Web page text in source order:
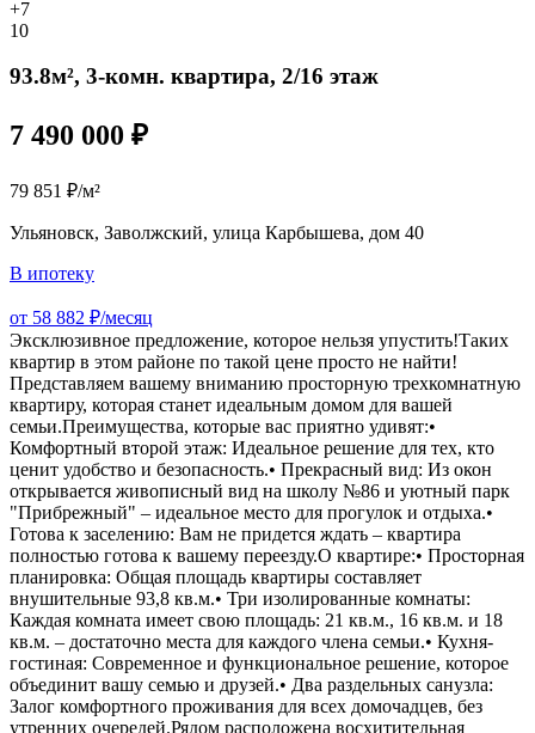
+7
10
93.8м², 3-комн. квартира, 2/16 этаж
7 490 000 ₽
79 851 ₽/м²
Ульяновск, Заволжский, улица Карбышева, дом 40
В ипотеку
от 58 882 ₽/месяц
Эксклюзивное предложение, которое нельзя упустить!Таких
квартир в этом районе по такой цене просто не найти!
Представляем вашему вниманию просторную трехкомнатную
квартиру, которая станет идеальным домом для вашей
семьи.Преимущества, которые вас приятно удивят:•
Комфортный второй этаж: Идеальное решение для тех, кто
ценит удобство и безопасность.• Прекрасный вид: Из окон
открывается живописный вид на школу №86 и уютный парк
"Прибрежный" – идеальное место для прогулок и отдыха.•
Готова к заселению: Вам не придется ждать – квартира
полностью готова к вашему переезду.О квартире:• Просторная
планировка: Общая площадь квартиры составляет
внушительные 93,8 кв.м.• Три изолированные комнаты:
Каждая комната имеет свою площадь: 21 кв.м., 16 кв.м. и 18
кв.м. – достаточно места для каждого члена семьи.• Кухня-
гостиная: Современное и функциональное решение, которое
объединит вашу семью и друзей.• Два раздельных санузла:
Залог комфортного проживания для всех домочадцев, без
утренних очередей.Рядом расположена восхитительная